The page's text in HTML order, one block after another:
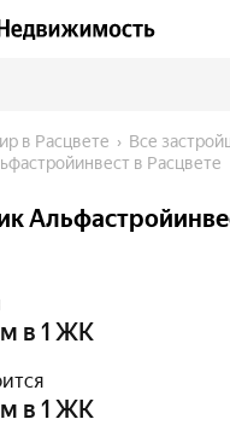
в Расцвете
Все
в Расцвете
в 1 ЖК
в 1 ЖК